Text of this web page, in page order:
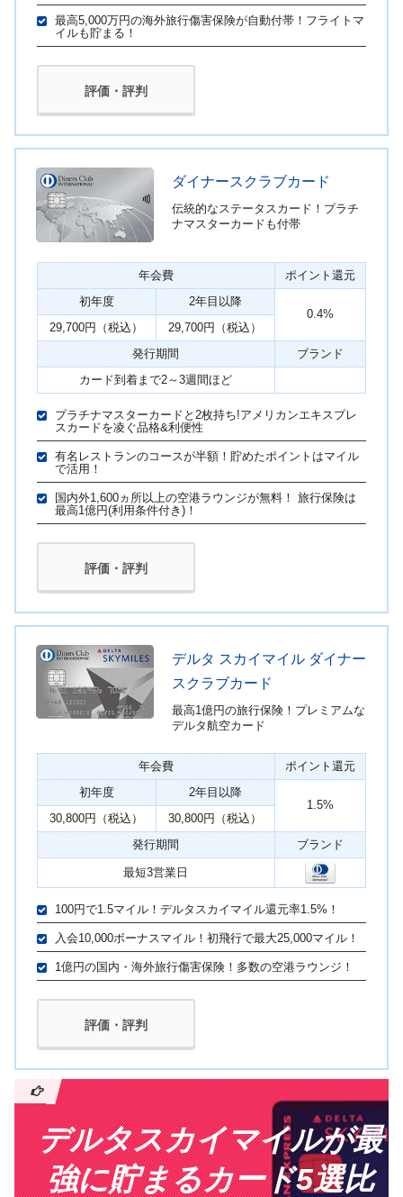
最高5,000万円の海外旅行傷害保険が自動付帯！フライトマ
イルも貯まる！
評価・評判
ダイナースクラブカード
伝統的なステータスカード！プラチ
ナマスターカードも付帯
年会費
ポイント還元
初年度
2年目以降
0.4%
29,700円（税込）
29,700円（税込）
発行期間
ブランド
カード到着まで2～3週間ほど
プラチナマスターカードと2枚持ち!アメリカンエキスプレ
スカードを凌ぐ品格&利便性
有名レストランのコースが半額！貯めたポイントはマイル
で活用！
国内外1,600ヵ所以上の空港ラウンジが無料！ 旅行保険は
最高1億円(利用条件付き)！
評価・評判
デルタ スカイマイル ダイナー
スクラブカード
最高1億円の旅行保険！プレミアムな
デルタ航空カード
年会費
ポイント還元
初年度
2年目以降
1.5%
30,800円（税込）
30,800円（税込）
発行期間
ブランド
最短3営業日
100円で1.5マイル！デルタスカイマイル還元率1.5%！
入会10,000ボーナスマイル！初飛行で最大25,000マイル！
1億円の国内・海外旅行傷害保険！多数の空港ラウンジ！
評価・評判
デルタスカイマイルが最
強に貯まるカード5選比